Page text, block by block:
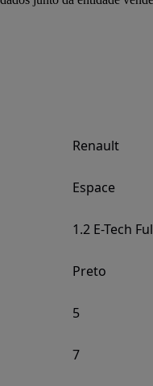
Renault
Espace
1.2 E-Tech
Preto
5
7